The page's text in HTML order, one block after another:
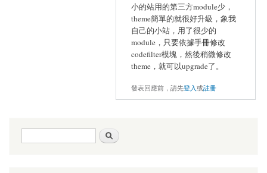
小的站用的第三方module少，
theme簡單的就很好升級，象我
自己的小站，用了很少的
module，只要依據手冊修改
codefilter模塊，然後稍微修改
theme，就可以upgrade了。
發表回應前，請先登入或註冊
搜尋表單